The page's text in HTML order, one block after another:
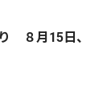
８月15日、